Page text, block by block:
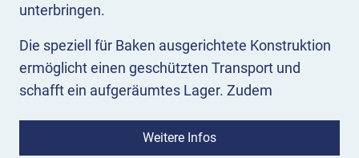
unterbringen.
Die speziell für Baken ausgerichtete Konstruktion
ermöglicht einen geschützten Transport und
schafft ein aufgeräumtes Lager. Zudem
Weitere Infos